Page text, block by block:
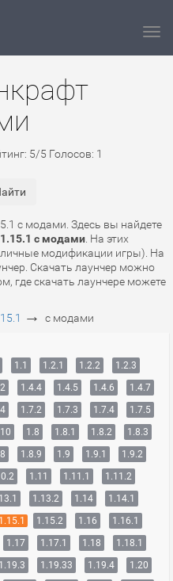
5/5 Голосов: 1
с модами. Здесь вы найдете
с модами . На этих
модификации игры). На
Скачать лаунчер можно
где скачать лаунчере можете
→ с модами
1.1 1.2.1 1.2.2
1.2.3
1.4.4 1.4.5 1.4.6
1.4.7
1.7.2 1.7.3 1.7.4
1.7.5
1.8 1.8.1 1.8.2
1.8.3
1.8.9 1.9 1.9.1
1.9.2
1.11 1.11.1
1.11.2
1.13.2 1.14
1.14.1
1.15.1 1.15.2 1.16
1.16.1
1.17 1.17.1 1.18
1.18.1
1.19.3 1.19.33 1.19.4
1.20